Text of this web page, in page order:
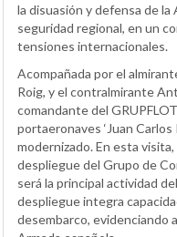
la disuasión y defensa de la
seguridad regional, en un
tensiones internacionales.
Acompañada por el
Roig, y el contralmirante
comandante del
portaeronaves ‘Juan
modernizado. En esta
despliegue del Grupo de
será la principal actividad
despliegue integra
desembarco, evidenciando